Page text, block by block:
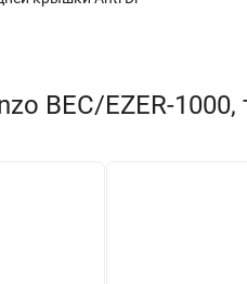
BEC/EZER-1000,